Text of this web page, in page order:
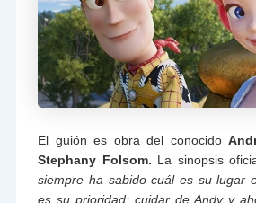
El guión es obra del conocido
Stephany Folsom. La sinopsis
siempre ha sabido cuál es su lugar
es su prioridad: cuidar de Andy y